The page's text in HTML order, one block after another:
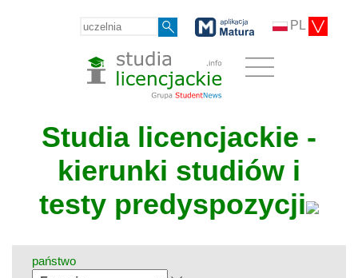
PL
Studia licencjackie -
kierunki studiów i
testy predyspozycji
państwo